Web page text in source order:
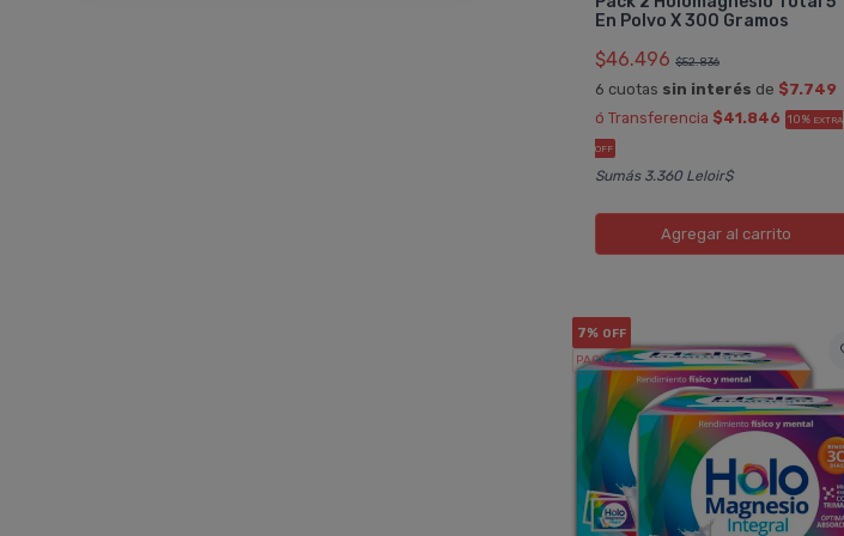
En Polvo X 300 Gramos
$46.496 $52.836
6 cuotas sin interés de $7.749
ó Transferencia $41.846 10% EXTRA
OFF
Sumás 3.360 Leloir$
Agregar al carrito
7% OFF
PACK x2u.